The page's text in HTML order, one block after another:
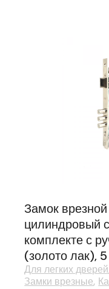
Замок
цилиндровый
комплекте с
(золото лак), 5
Для легких дверей
Замки врезные